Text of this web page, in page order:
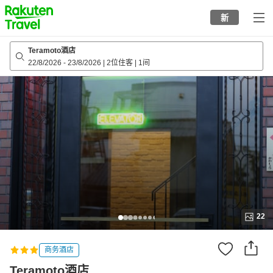
to
top
page
新
Teramoto酒店
22/8/2026 - 23/8/2026 2位住客 1间
22
商务酒店